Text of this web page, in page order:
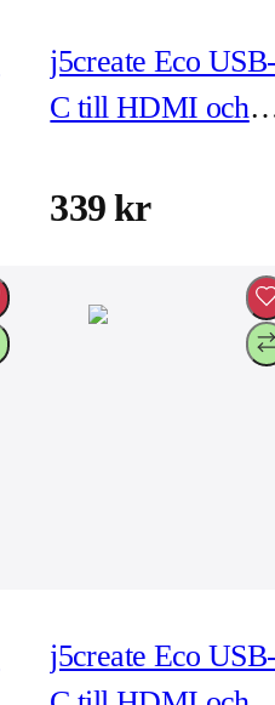
j5create Eco
C till HDMI och
kol (JCA379EC)
339 kr
j5create Eco